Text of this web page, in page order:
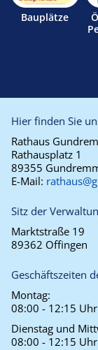
Bauplätze
Hier finden Sie
Rathaus
Rathausplatz 1
89355
E-Mail:
Sitz der
Marktstraße 19
89362 Offingen
Geschäftszeiten
Montag:
08:00 - 12:15
Dienstag und
08:00 - 12:15 Uhr